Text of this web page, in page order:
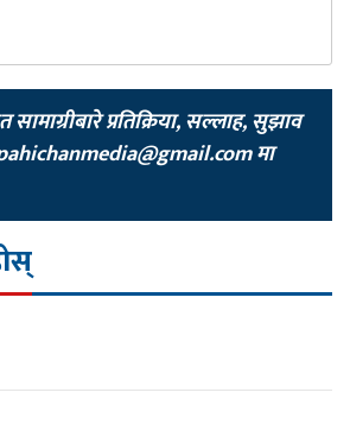
सामाग्रीबारे प्रतिक्रिया, सल्लाह, सुझाव
मा